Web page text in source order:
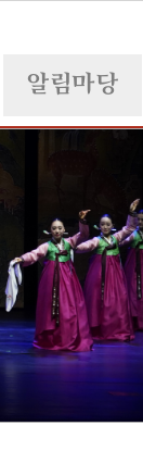
알림마당